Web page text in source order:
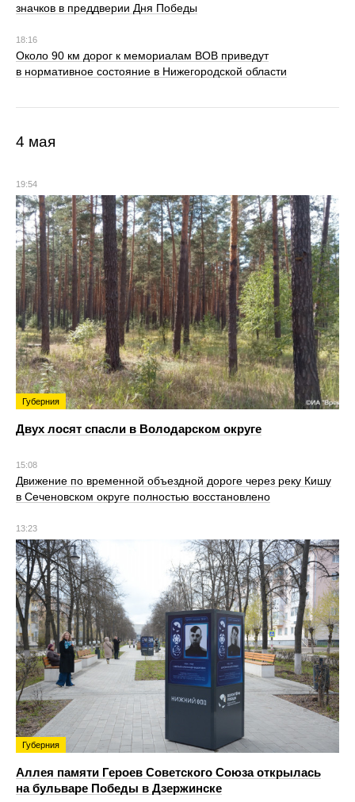
значков в преддверии Дня Победы
18:16
Около 90 км дорог к мемориалам ВОВ приведут
в нормативное состояние в Нижегородской области
4 мая
19:54
Губерния
Двух лосят спасли в Володарском округе
15:08
Движение по временной объездной дороге через реку Кишу
в Сеченовском округе полностью восстановлено
13:23
Губерния
Аллея памяти Героев Советского Союза открылась
на бульваре Победы в Дзержинске